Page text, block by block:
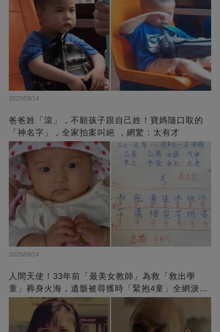
2025/09/14
爸爸姓「滾」，不願孩子跟自己姓！寶媽隨口取的
「神名字」，全家拍案叫絕 ，網驚：太有才
2025/09/14
人間天使！33年前「最美女教師」為救「救出學
童」葬身火海，遺骸被尋獲時「緊抱4童」全網淚
崩：真正的英雄不該被遺忘